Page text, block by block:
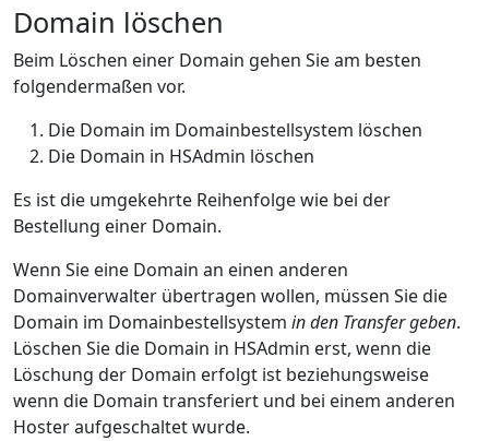
Domain löschen
Beim Löschen einer Domain gehen Sie am besten
folgendermaßen vor.
Die Domain im Domainbestellsystem löschen
Die Domain in HSAdmin löschen
Es ist die umgekehrte Reihenfolge wie bei der
Bestellung einer Domain.
Wenn Sie eine Domain an einen anderen
Domainverwalter übertragen wollen, müssen Sie die
Domain im Domainbestellsystem in den Transfer geben.
Löschen Sie die Domain in HSAdmin erst, wenn die
Löschung der Domain erfolgt ist beziehungsweise
wenn die Domain transferiert und bei einem anderen
Hoster aufgeschaltet wurde.